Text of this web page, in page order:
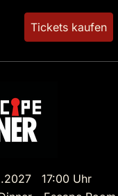
Tickets kaufen
17:00 Uhr